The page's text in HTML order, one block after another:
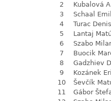
2
Kubalová
3
Schaal
4
Turac Denis
5
Lantaj
6
Szabo
7
Buocik
8
Gadzhiev
9
Kozánek
10
Ševčík
11
Gábor